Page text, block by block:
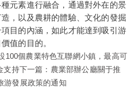
元素進行融合，通過對外在的景
，以及農耕的體驗、文化的發掘
目的內涵，如此才能達到吸引游
值的目的。
100個農業特色互聯網小鎮，最高可
支持下一篇： 農業部辦公廳關于推
游發展政策的通知